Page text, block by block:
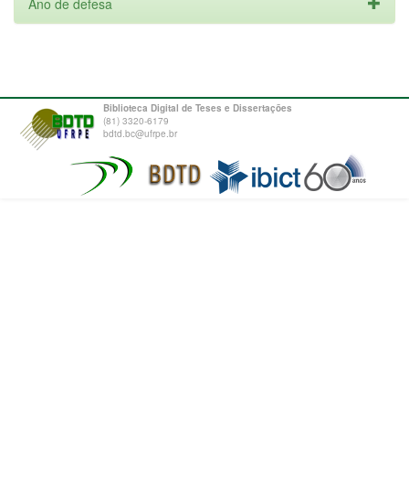
Ano de defesa
Biblioteca Digital de Teses e Dissertações
(81) 3320-6179
bdtd.bc@ufrpe.br